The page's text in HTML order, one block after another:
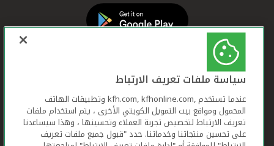
سياسة ملفات تعريف الارتباط
عندما تستخدم ,kfh.com, kfhonline.com وتطبيقات الهاتف
المحمول ومواقع بيت التمويل الكويتي الأخرى ، يتم استخدام ملفات
تعريف الارتباط لتخصيص تجربة العملاء وتحسينها ، وهذا سيساعدنا
على تحسين منتجاتنا وخدماتنا. حدد "قبول جميع ملفات تعريف